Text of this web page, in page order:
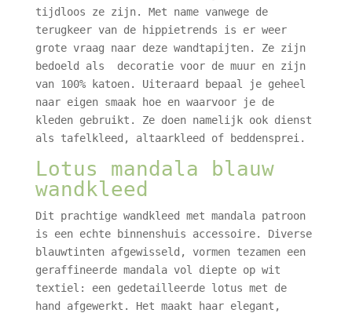
tijdloos ze zijn. Met name vanwege de
terugkeer van de hippietrends is er weer
grote vraag naar deze wandtapijten. Ze zijn
bedoeld als decoratie voor de muur en zijn
van 100% katoen. Uiteraard bepaal je geheel
naar eigen smaak hoe en waarvoor je de
kleden gebruikt. Ze doen namelijk ook dienst
als tafelkleed, altaarkleed of beddensprei.
Lotus mandala blauw
wandkleed
Dit prachtige wandkleed met mandala patroon
is een echte binnenshuis accessoire. Diverse
blauwtinten afgewisseld, vormen tezamen een
geraffineerde mandala vol diepte op wit
textiel: een gedetailleerde lotus met de
hand afgewerkt. Het maakt haar elegant,